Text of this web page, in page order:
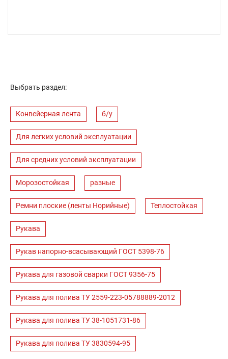
Выбрать раздел:
Конвейерная лента б/у
Для легких условий эксплуатации
Для средних условий эксплуатации
Морозостойкая разные
Ремни плоские (ленты Норийные) Теплостойкая
Рукава
Рукав напорно-всасывающий ГОСТ 5398-76
Рукава для газовой сварки ГОСТ 9356-75
Рукава для полива ТУ 2559-223-05788889-2012
Рукава для полива ТУ 38-1051731-86
Рукава для полива ТУ 3830594-95